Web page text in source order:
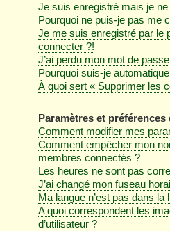
Je suis enregistré mais je
Pourquoi ne puis-je pas me
Je me suis enregistré par le
connecter ?!
J’ai perdu mon mot de
Pourquoi suis-je
À quoi sert « Supprimer les
Paramètres et préférences
Comment modifier mes
Comment empêcher mon
membres connectés ?
Les heures ne sont pas
J’ai changé mon fuseau
Ma langue n’est pas dans la
A quoi correspondent les
d’utilisateur ?